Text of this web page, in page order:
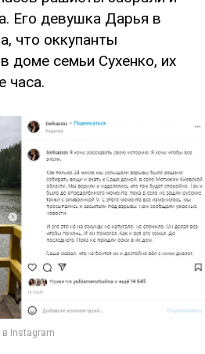
Его девушка Дарья в
что оккупанты
доме семьи Сухенко, их
часа.